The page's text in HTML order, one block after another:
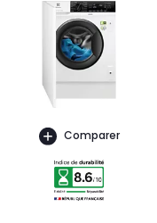
Comparer